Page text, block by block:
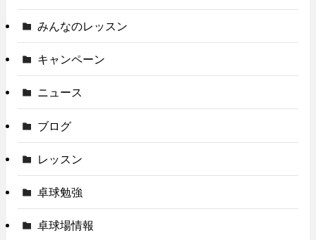
みんなのレッスン
キャンペーン
ニュース
ブログ
レッスン
卓球勉強
卓球場情報